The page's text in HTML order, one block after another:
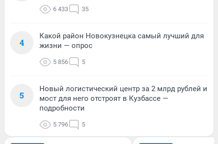
6 433 35
4
Какой район Новокузнецка самый лучший для
жизни — опрос
5 856 5
5
Новый логистический центр за 2 млрд рублей и
мост для него отстроят в Кузбассе —
подробности
5 796 5